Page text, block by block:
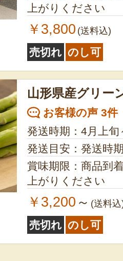
上がりください
￥3,800 (送料込)
売切れ のし可
山形県産グリー
お客様の声 3件
発送時期：4月上旬
発送目安：発送時
賞味期限：商品到
上がりください
￥3,200 ～ (送料
売切れ のし可